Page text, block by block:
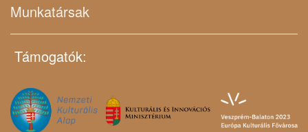
Munkatársak
Támogatók: